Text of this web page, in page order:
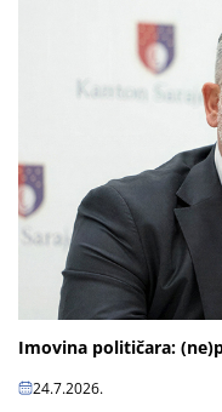
Imovina političara:
24.7.2026.